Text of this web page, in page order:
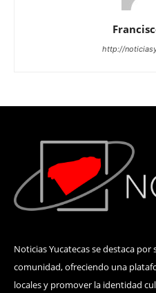
http://
Noticias Yucatecas se destaca
comunidad, ofreciendo una
locales y promover la identidad